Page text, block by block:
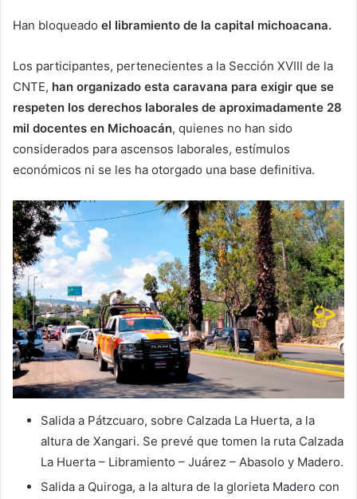
Han bloqueado el libramiento de la capital michoacana.
Los participantes, pertenecientes a la Sección XVIII de la
CNTE, han organizado esta caravana para exigir que se
respeten los derechos laborales de aproximadamente 28
mil docentes en Michoacán, quienes no han sido
considerados para ascensos laborales, estímulos
económicos ni se les ha otorgado una base definitiva.
Salida a Pátzcuaro, sobre Calzada La Huerta, a la
altura de Xangari. Se prevé que tomen la ruta Calzada
La Huerta – Libramiento – Juárez – Abasolo y Madero.
Salida a Quiroga, a la altura de la glorieta Madero con